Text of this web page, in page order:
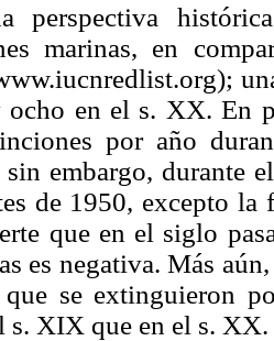
perspectiva
marinas, en
en el s. XX. En
por año
embargo, durante
de 1950, excepto
que en el siglo
es negativa. Más
que se extinguieron
s. XIX que en el s. XX.